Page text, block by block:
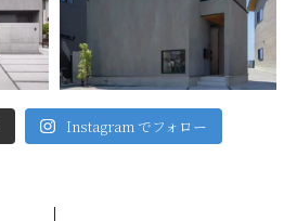
Instagram でフォロー